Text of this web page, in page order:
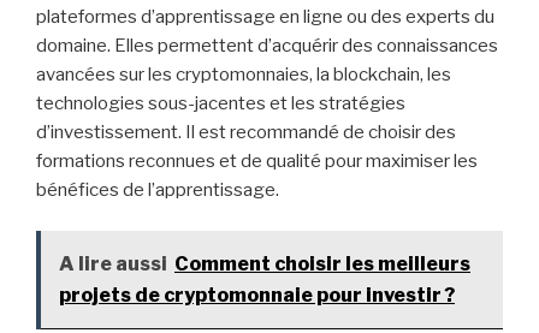
plateformes d’apprentissage en ligne ou des experts du
domaine. Elles permettent d’acquérir des connaissances
avancées sur les cryptomonnaies, la blockchain, les
technologies sous-jacentes et les stratégies
d’investissement. Il est recommandé de choisir des
formations reconnues et de qualité pour maximiser les
bénéfices de l’apprentissage.
A lire aussi Comment choisir les meilleurs
projets de cryptomonnaie pour investir ?